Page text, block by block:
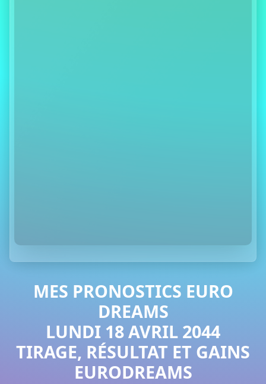
MES PRONOSTICS EURO
DREAMS
LUNDI 18 AVRIL 2044
TIRAGE, RÉSULTAT ET GAINS
EURODREAMS